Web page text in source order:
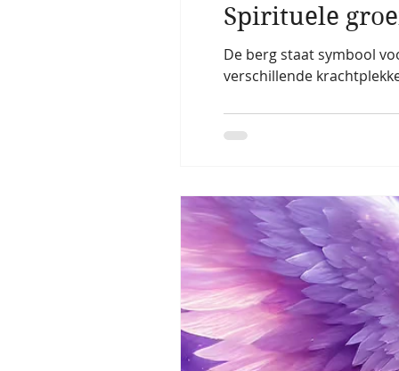
Spirituele
De berg staat symbool
verschillende